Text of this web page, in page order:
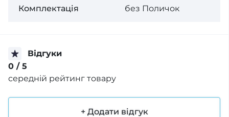
Комплектація без Поличок
Відгуки
0 / 5
середній рейтинг товару
+ Додати відгук